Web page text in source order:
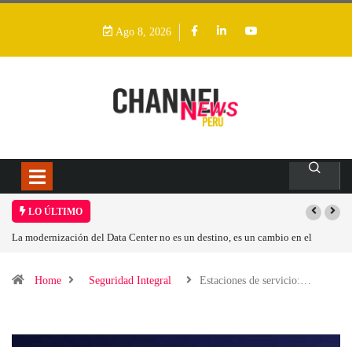
Ago 8, 2026
LO ÚLTIMO
cambio en el Los ingresos por semiconductores aumentarán más de un 94
Home Seguridad Integral Estaciones de servicio:…